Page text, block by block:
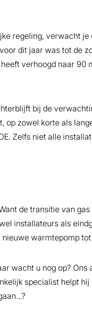
regeling, verwacht
dit jaar was tot de
verhoogd naar 90
bij de
op zowel korte als
Zelfs niet alle
de transitie van
installateurs als
warmtepomp
wacht u nog op?
specialist helpt